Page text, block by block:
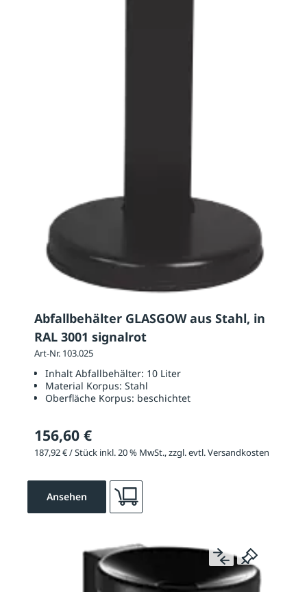
Abfallbehälter GLASGOW aus Stahl, in
RAL 3001 signalrot
Art-Nr. 103.025
Inhalt Abfallbehälter: 10 Liter
Material Korpus: Stahl
Oberfläche Korpus: beschichtet
156,60 €
187,92 € / Stück inkl. 20 % MwSt., zzgl. evtl. Versandkosten
Ansehen